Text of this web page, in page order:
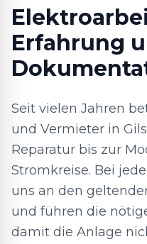
Erfahrung
Seit vielen Jahren
und Vermieter in
Reparatur bis zur
Stromkreise. Bei
uns an den
und führen die
damit die Anlage